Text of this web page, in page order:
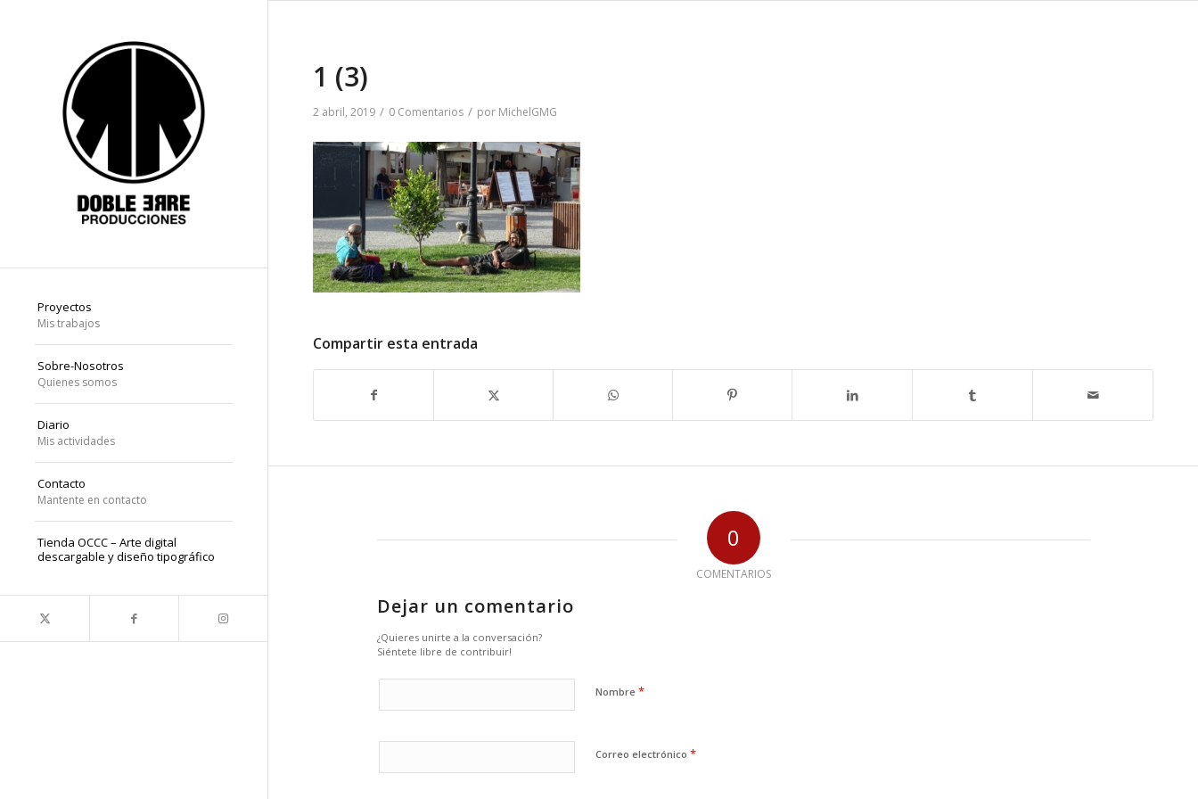
Proyectos
Mis trabajos
Sobre-Nosotros
Quienes somos
Diario
Mis actividades
Contacto
Mantente en contacto
Tienda OCCC – Arte digital
descargable y diseño tipográfico
1 (3)
2 abril, 2019 / 0 Comentarios / por MichelGMG
Compartir esta entrada
0
COMENTARIOS
Dejar un comentario
¿Quieres unirte a la conversación?
Siéntete libre de contribuir!
Nombre *
Correo electrónico *